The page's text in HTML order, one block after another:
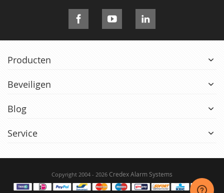
Producten
Beveiligen
Blog
Service
Copyright 2004 - 2026 Credex Alarm Systems